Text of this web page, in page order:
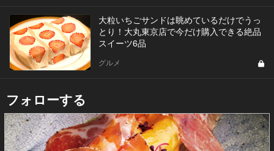
大粒いちごサンドは眺めているだけでうっ
とり！大丸東京店で今だけ購入できる絶品
スイーツ6品
グルメ
フォローする